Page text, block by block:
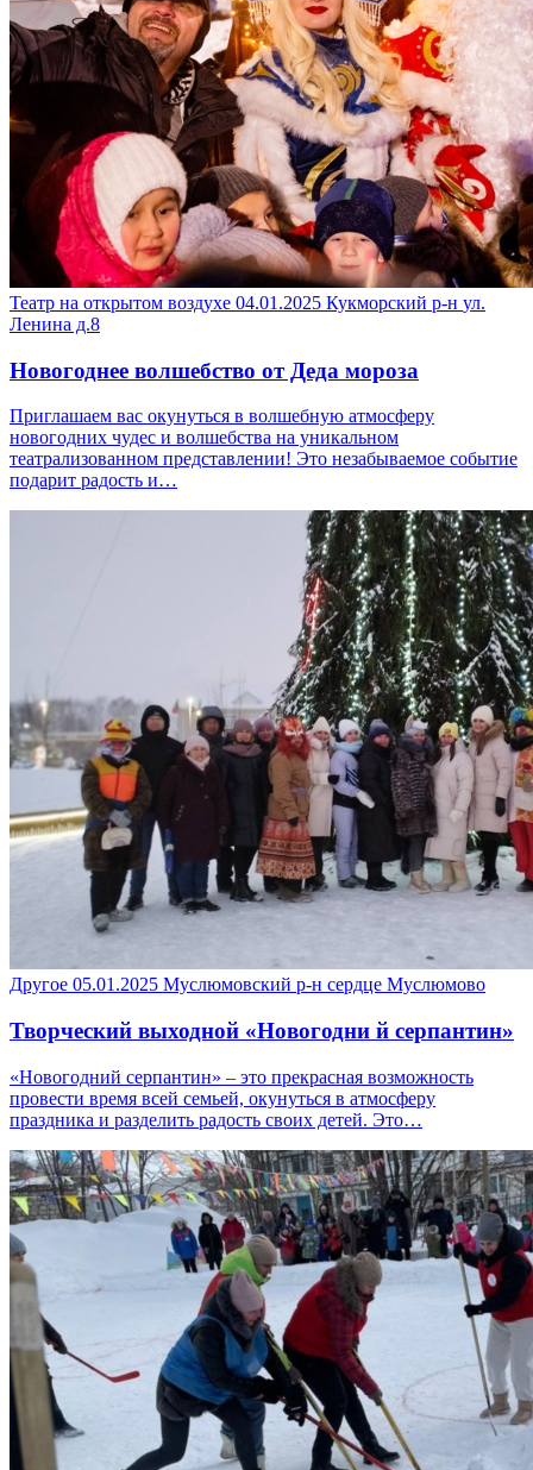
Театр на открытом воздухе 04.01.2025 Кукморский р-н ул.
Ленина д.8
Новогоднее волшебство от Деда мороза
Приглашаем вас окунуться в волшебную атмосферу
новогодних чудес и волшебства на уникальном
театрализованном представлении! Это незабываемое событие
подарит радость и…
Другое 05.01.2025 Муслюмовский р-н сердце Муслюмово
Творческий выходной «Новогодни й серпантин»
«Новогодний серпантин» – это прекрасная возможность
провести время всей семьей, окунуться в атмосферу
праздника и разделить радость своих детей. Это…